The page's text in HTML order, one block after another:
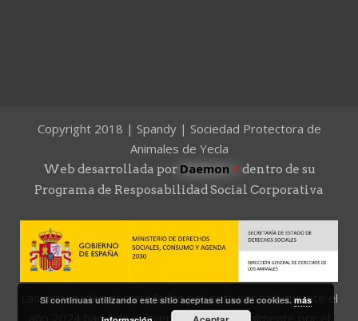
Copyright 2018 | Spandy | Sociedad Protectora de
Animales de Yecla
Web desarrollada por Daemon 4dentro de su
Programa de Resposabilidad Social Corporativa
Las actividades desarrolladas por esta entidad durante el
Si continuas utilizando este sitio aceptas el uso de cookies.más